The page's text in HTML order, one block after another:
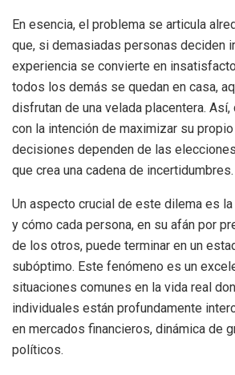
En esencia, el problema se articula
que, si demasiadas personas deciden
experiencia se convierte en
todos los demás se quedan en casa,
disfrutan de una velada placentera.
con la intención de maximizar su
decisiones dependen de las
que crea una cadena de incertidumbres.
Un aspecto crucial de este dilema es
y cómo cada persona, en su afán por
de los otros, puede terminar en un
subóptimo. Este fenómeno es un
situaciones comunes en la vida real
individuales están profundamente
en mercados financieros, dinámica de
políticos.